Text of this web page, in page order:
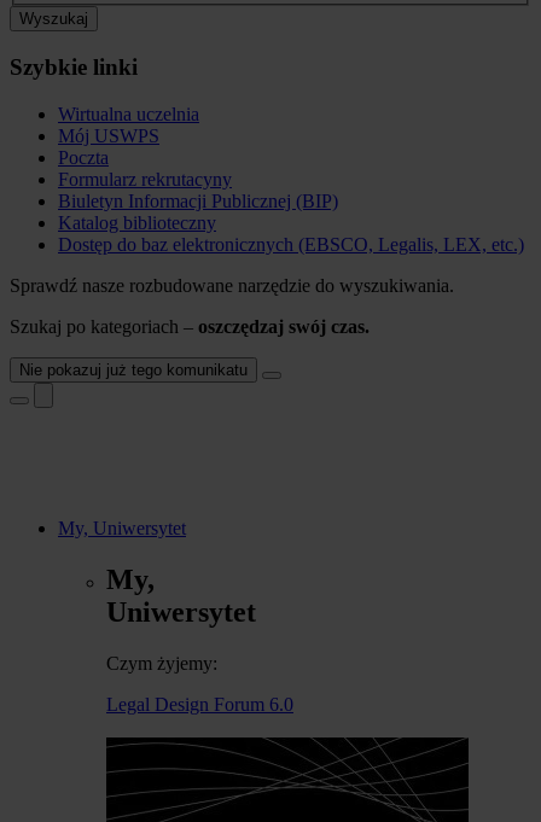
Wyszukaj
Szybkie linki
Wirtualna uczelnia
Mój USWPS
Poczta
Formularz rekrutacyny
Biuletyn Informacji Publicznej (BIP)
Katalog biblioteczny
Dostęp do baz elektronicznych (EBSCO, Legalis, LEX, etc.)
Sprawdź nasze rozbudowane narzędzie do wyszukiwania.
Szukaj po kategoriach – oszczędzaj swój czas.
Nie pokazuj już tego komunikatu
My, Uniwersytet
My,
Uniwersytet
Czym żyjemy:
Legal Design Forum 6.0